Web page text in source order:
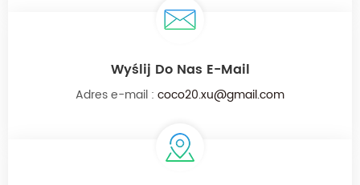
Wyślij Do Nas E-Mail
Adres e-mail : coco20.xu@gmail.com